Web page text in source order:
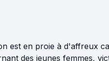
est en proie à d'affreux
des jeunes femmes,